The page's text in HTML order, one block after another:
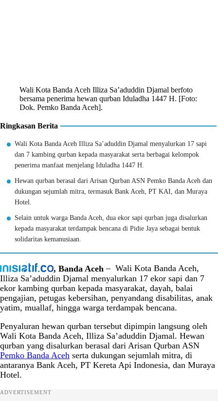
Wali Kota Banda Aceh Illiza Sa’aduddin Djamal berfoto
bersama penerima hewan qurban Iduladha 1447 H. [Foto:
Dok. Pemko Banda Aceh].
Ringkasan Berita
Wali Kota Banda Aceh Illiza Sa’aduddin Djamal menyalurkan 17 sapi
dan 7 kambing qurban kepada masyarakat serta berbagai kelompok
penerima manfaat menjelang Iduladha 1447 H.
Hewan qurban berasal dari Arisan Qurban ASN Pemko Banda Aceh dan
dukungan sejumlah mitra, termasuk Bank Aceh, PT KAI, dan Muraya
Hotel.
Selain untuk warga Banda Aceh, dua ekor sapi qurban juga disalurkan
kepada masyarakat terdampak bencana di Pidie Jaya sebagai bentuk
solidaritas kemanusiaan.
, Banda Aceh – Wali Kota Banda Aceh,
Illiza Sa’aduddin Djamal menyalurkan 17 ekor sapi dan 7
ekor kambing qurban kepada masyarakat, dayah, balai
pengajian, petugas kebersihan, penyandang disabilitas, anak
yatim, muallaf, hingga warga terdampak bencana.
Penyaluran hewan qurban tersebut dipimpin langsung oleh
Wali Kota Banda Aceh, Illiza Sa’aduddin Djamal. Hewan
qurban yang disalurkan berasal dari Arisan Qurban ASN
Pemko Banda Aceh serta dukungan sejumlah mitra, di
antaranya Bank Aceh, PT Kereta Api Indonesia, dan Muraya
Hotel.
ADVERTISEMENT